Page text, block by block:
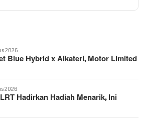
2026
Blue Hybrid x Alkateri, Motor Limited
2026
Hadirkan Hadiah Menarik, Ini